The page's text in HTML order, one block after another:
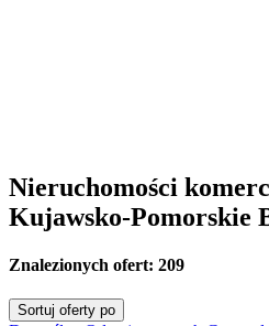
Nieruchomości
Kujawsko-Pomorskie
Znalezionych ofert: 209
Sortuj oferty po